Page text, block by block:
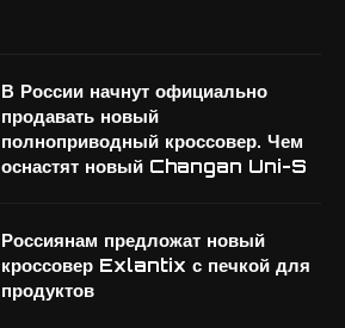
В России начнут официально
продавать новый
полноприводный кроссовер. Чем
оснастят новый Changan Uni-S
Россиянам предложат новый
кроссовер Exlantix с печкой для
продуктов